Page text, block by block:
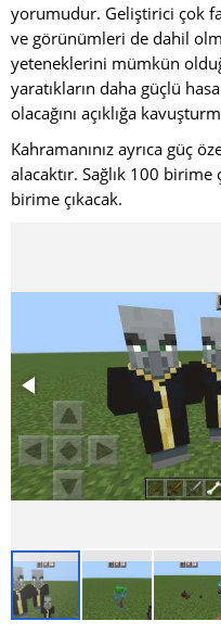
yorumudur. Geliştirici çok
ve görünümleri de dahil
yeteneklerini mümkün
yaratıkların daha güçlü
olacağını açıklığa
Kahramanınız ayrıca güç
alacaktır. Sağlık 100 birime
birime çıkacak.